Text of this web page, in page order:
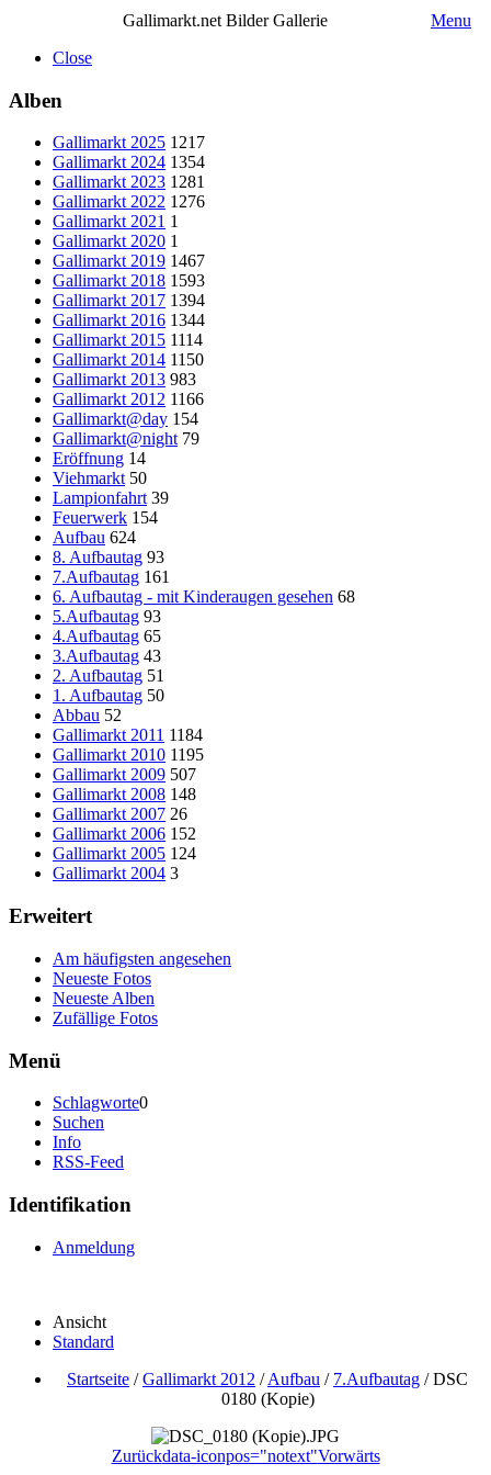
Gallimarkt.net Bilder Gallerie
Menu
Close
Alben
Gallimarkt 2025 1217
Gallimarkt 2024 1354
Gallimarkt 2023 1281
Gallimarkt 2022 1276
Gallimarkt 2021 1
Gallimarkt 2020 1
Gallimarkt 2019 1467
Gallimarkt 2018 1593
Gallimarkt 2017 1394
Gallimarkt 2016 1344
Gallimarkt 2015 1114
Gallimarkt 2014 1150
Gallimarkt 2013 983
Gallimarkt 2012 1166
Gallimarkt@day 154
Gallimarkt@night 79
Eröffnung 14
Viehmarkt 50
Lampionfahrt 39
Feuerwerk 154
Aufbau 624
8. Aufbautag 93
7.Aufbautag 161
6. Aufbautag - mit Kinderaugen gesehen 68
5.Aufbautag 93
4.Aufbautag 65
3.Aufbautag 43
2. Aufbautag 51
1. Aufbautag 50
Abbau 52
Gallimarkt 2011 1184
Gallimarkt 2010 1195
Gallimarkt 2009 507
Gallimarkt 2008 148
Gallimarkt 2007 26
Gallimarkt 2006 152
Gallimarkt 2005 124
Gallimarkt 2004 3
Erweitert
Am häufigsten angesehen
Neueste Fotos
Neueste Alben
Zufällige Fotos
Menü
Schlagworte0
Suchen
Info
RSS-Feed
Identifikation
Anmeldung
Ansicht
Standard
Startseite /Gallimarkt 2012 /Aufbau / 7.Aufbautag /DSC
0180 (Kopie)
Zurückdata-iconpos="notext"Vorwärts